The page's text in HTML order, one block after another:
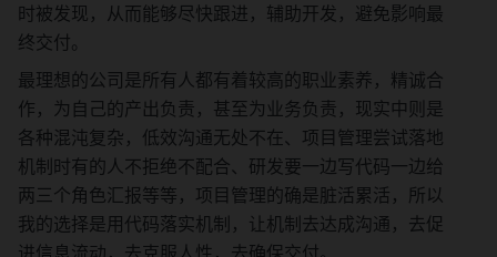
        *new_added_obj,
                PlainText("打开看板"),
"https://applink.feishu.cn/client/todo
/task_list?guid=xxx"
            )
        ])
    ]
时被发现，从而能够尽快跟进，辅助开发，避免影响最
终交付。
最理想的公司是所有人都有着较高的职业素养，精诚合
作，为自己的产出负责，甚至为业务负责，现实中则是
各种混沌复杂，低效沟通无处不在、项目管理尝试落地
机制时有的人不拒绝不配合、研发要一边写代码一边给
两三个角色汇报等等，项目管理的确是脏活累活，所以
我的选择是用代码落实机制，让机制去达成沟通，去促